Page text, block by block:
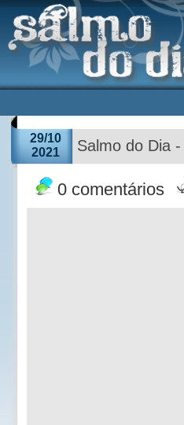
29/10
2021
Salmo do Dia
0 comentários